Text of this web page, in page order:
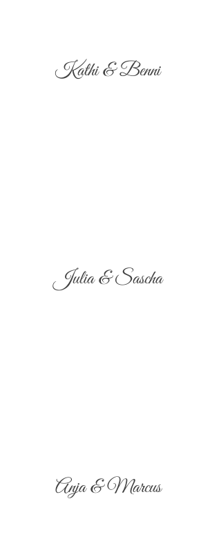
Kathi & Benni
Julia & Sascha
Anja & Marcus